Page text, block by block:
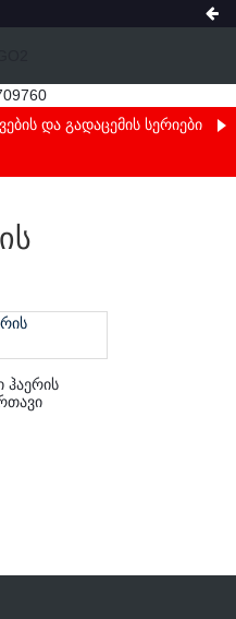
ᲓᲐ ᲒᲐᲓᲐᲪᲔᲛᲘᲡ ᲡᲔᲠᲘᲔᲑᲘ
ჰაერის